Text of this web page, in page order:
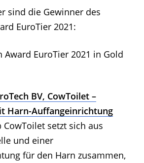
sind die Gewinner des
EuroTier 2021:
Award EuroTier 2021 in Gold
BV, CowToilet –
Harn-Auffangeinrichtung
CowToilet setzt sich aus
und einer
für den Harn zusammen,